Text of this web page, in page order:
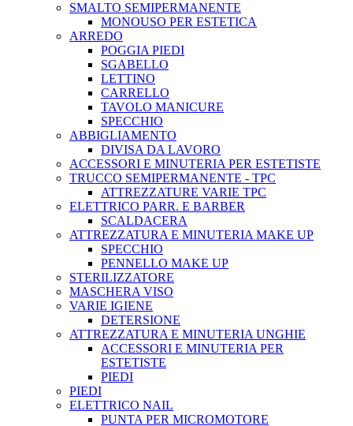
SMALTO SEMIPERMANENTE
MONOUSO PER ESTETICA
ARREDO
POGGIA PIEDI
SGABELLO
LETTINO
CARRELLO
TAVOLO MANICURE
SPECCHIO
ABBIGLIAMENTO
DIVISA DA LAVORO
ACCESSORI E MINUTERIA PER ESTETISTE
TRUCCO SEMIPERMANENTE - TPC
ATTREZZATURE VARIE TPC
ELETTRICO PARR. E BARBER
SCALDACERA
ATTREZZATURA E MINUTERIA MAKE UP
SPECCHIO
PENNELLO MAKE UP
STERILIZZATORE
MASCHERA VISO
VARIE IGIENE
DETERSIONE
ATTREZZATURA E MINUTERIA UNGHIE
ACCESSORI E MINUTERIA PER
ESTETISTE
PIEDI
PIEDI
ELETTRICO NAIL
PUNTA PER MICROMOTORE